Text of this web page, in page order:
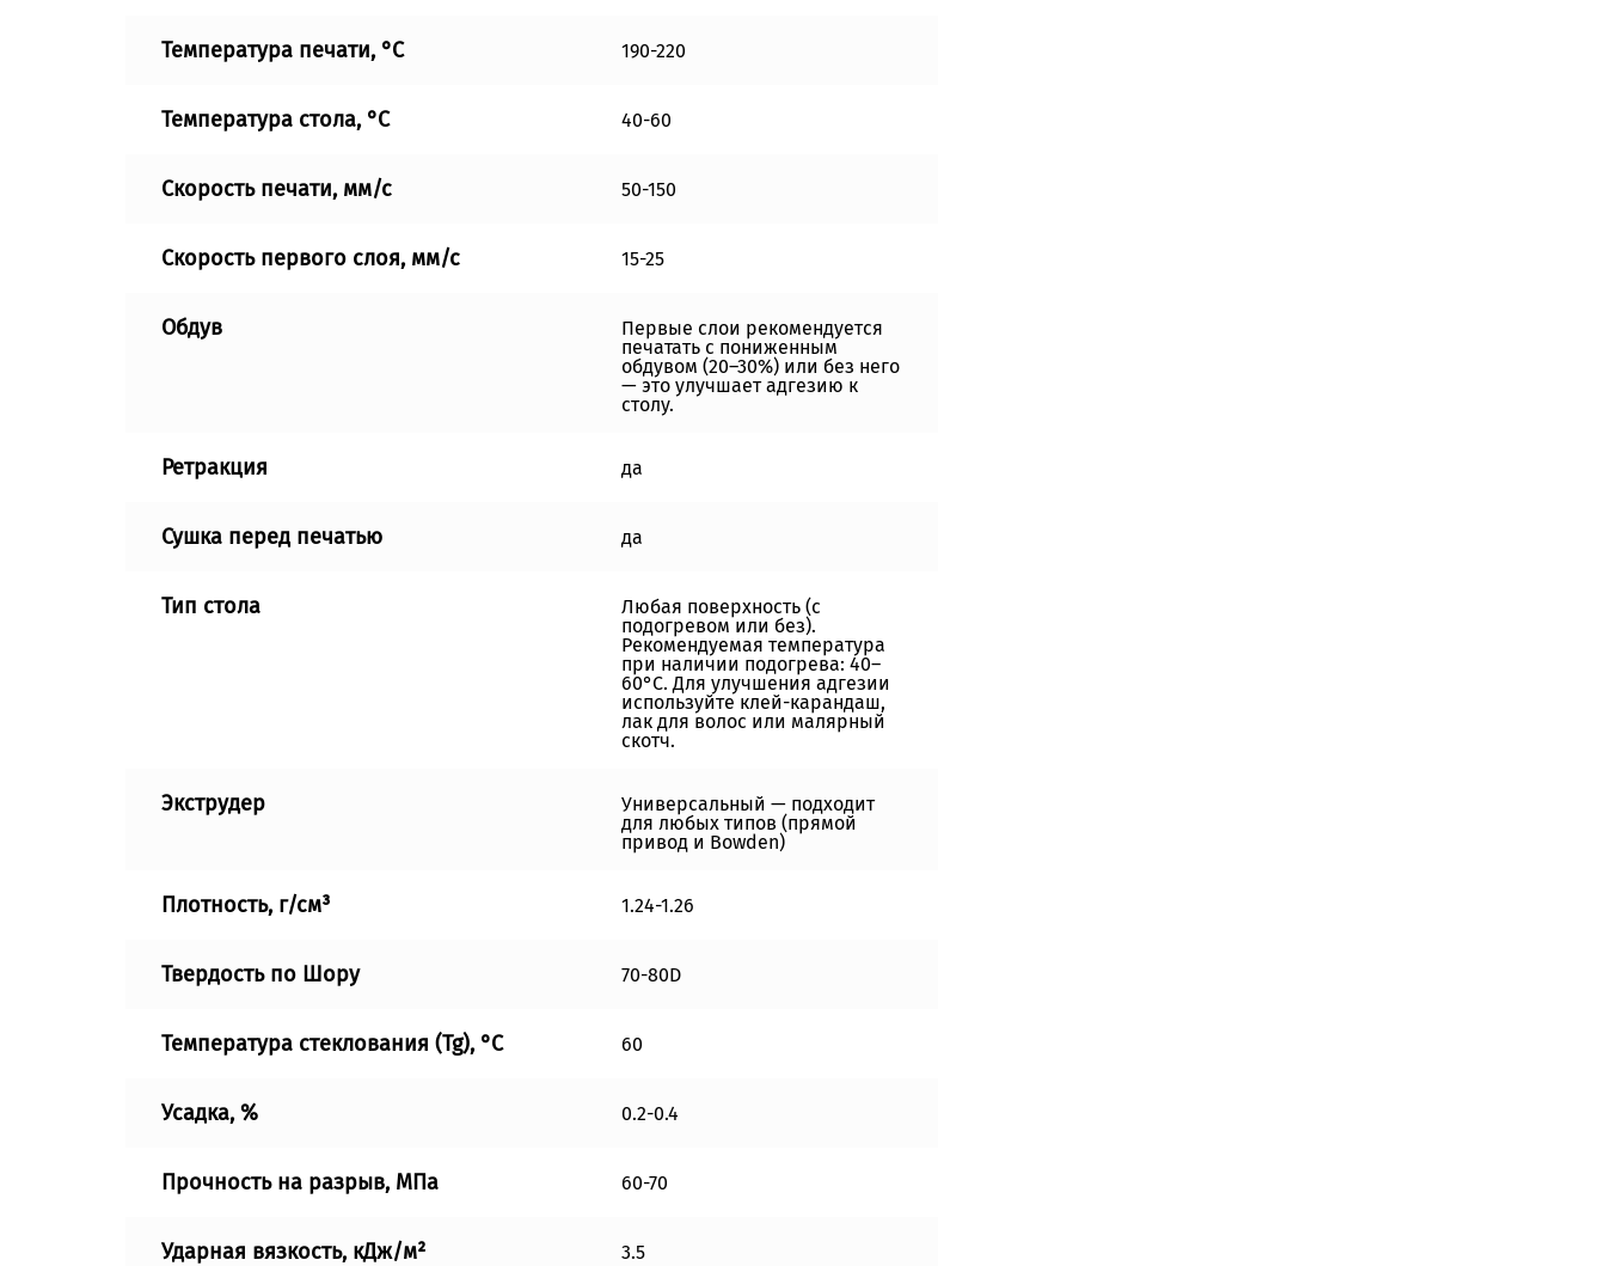
Температура печати, °C 190-220
Температура стола, °C 40-60
Скорость печати, мм/с 50-150
Скорость первого слоя, мм/с 15-25
Обдув
Первые слои рекомендуется
печатать с пониженным
обдувом (20–30%) или без него
— это улучшает адгезию к
столу.
Ретракция да
Сушка перед печатью да
Тип стола
Любая поверхность (с
подогревом или без).
Рекомендуемая температура
при наличии подогрева: 40–
60°C. Для улучшения адгезии
используйте клей-карандаш,
лак для волос или малярный
скотч.
Экструдер
Универсальный — подходит
для любых типов (прямой
привод и Bowden)
Плотность, г/см³ 1.24-1.26
Твердость по Шору 70-80D
Температура стеклования (Tg), °C 60
Усадка, % 0.2-0.4
Прочность на разрыв, МПа 60-70
Ударная вязкость, кДж/м² 3.5